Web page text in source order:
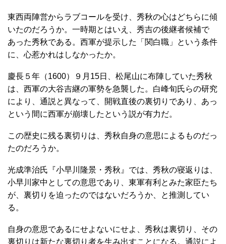
東西両陣営からラブコールを受け、秀秋の心はどちらに傾
いたのだろうか。一時期とはいえ、秀吉の後継者候補で
あった秀秋である。西軍が提示した「関白職」という条件
に、心惹かれはしなかったか。
慶長５年（1600）９月15日、松尾山に布陣していた秀秋
は、西軍の大谷吉継の軍勢を急襲した。白峰旬氏らの研究
により、通説と異なって、開戦直後の裏切りであり、あっ
という間に西軍が崩壊したという説が有力だ。
この歴史に残る裏切りは、秀秋自身の意思によるものだっ
たのだろうか。
光成準治氏『小早川隆景・秀秋』では、秀秋の寝返りは、
小早川家中としての意思であり、東軍有利とみた家臣たち
が、裏切りを迫ったのではないだろうか、と推測してい
る。
自身の意思であるにせよないにせよ、秀秋は裏切り、その
裏切りは新たな裏切り者を生み出すことになる。通説によ